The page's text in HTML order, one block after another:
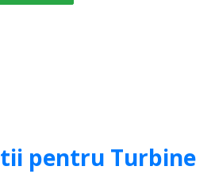
pentru Turbine